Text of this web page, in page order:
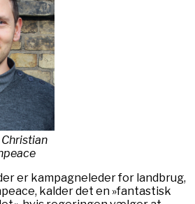
er kampagneleder for landbrug,
kalder det en »fantastisk